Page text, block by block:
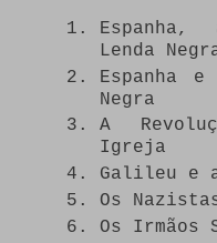
Lenda
Espanha
Negra
A
Igreja
Galileu e
Os
Os Irmãos